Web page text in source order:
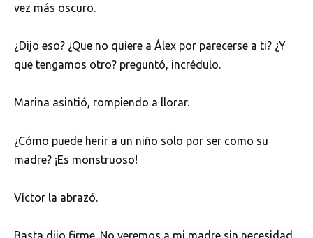
vez más oscuro.
¿Dijo eso? ¿Que no quiere a Álex por parecerse a ti? ¿Y
que tengamos otro? preguntó, incrédulo.
Marina asintió, rompiendo a llorar.
¿Cómo puede herir a un niño solo por ser como su
madre? ¡Es monstruoso!
Víctor la abrazó.
Basta dijo firme. No veremos a mi madre sin necesidad.